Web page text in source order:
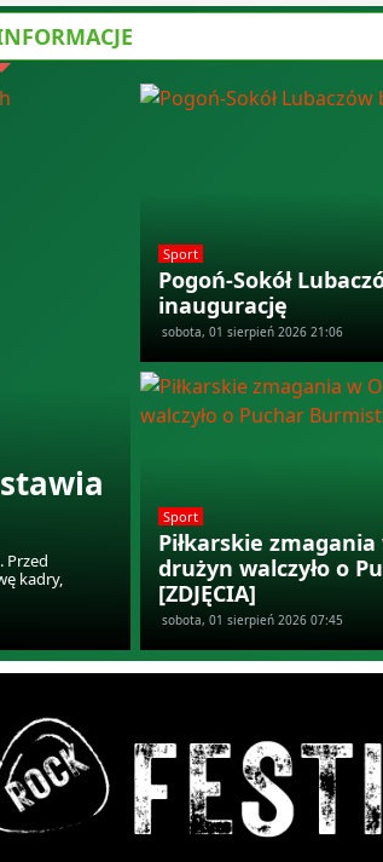
Przed
kadry,
Sport
Pogoń-Sokół
inaugurację
sobota, 01 sierpień 2026 21:06
Sport
Piłkarskie
drużyn walczyło o
[ZDJĘCIA]
sobota, 01 sierpień 2026 07:45